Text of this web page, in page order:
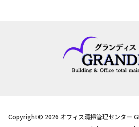
Copyright© 2026 オフィス清掃管理センター